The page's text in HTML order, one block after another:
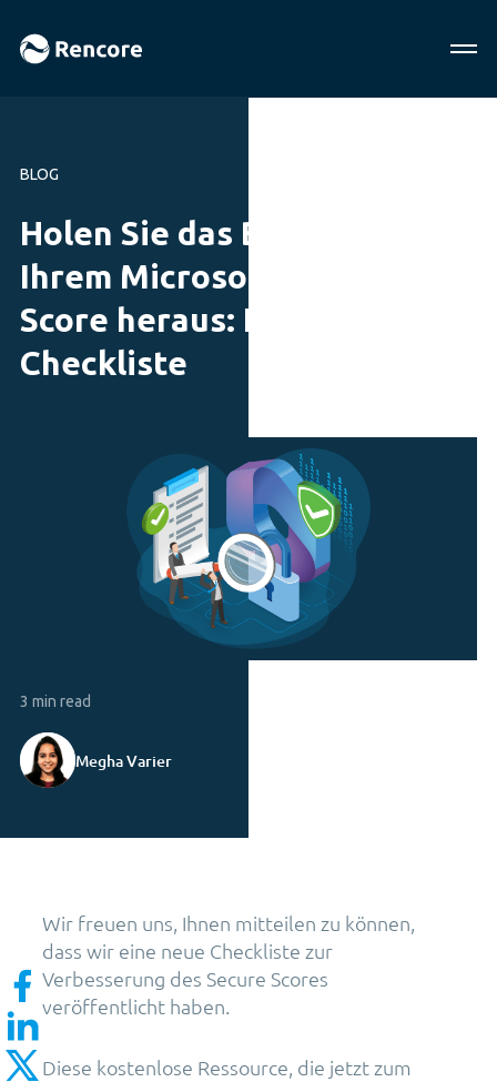
BLOG
Holen Sie das Beste aus
Ihrem Microsoft Secure
Score heraus: Eine
Checkliste
3 min read
Megha Varier
Wir freuen uns, Ihnen mitteilen zu können,
dass wir eine neue Checkliste zur
Verbesserung des Secure Scores
veröffentlicht haben.
Diese kostenlose Ressource, die jetzt zum